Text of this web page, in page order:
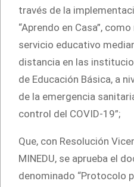
través de la
“Aprendo en Casa”,
servicio educativo
distancia en las
de Educación Básica, a
de la emergencia
control del COVID-19”;
Que, con Resolución
MINEDU, se aprueba el
denominado “Protocolo